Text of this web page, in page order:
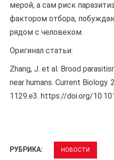
мерой, а сам риск
фактором отбора,
рядом с человеком.
Оригинал статьи:
Zhang, J. et al. Brood
near humans. Current Biology.
1129.e3. https://doi.org/
РУБРИКА: НОВОСТИ